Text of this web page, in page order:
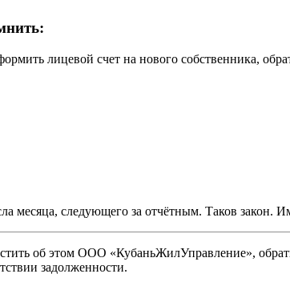
лицевой счет на нового собственника,
месяца, следующего за отчётным. Таков закон.
об этом ООО «КубаньЖилУправление»,
задолженности.